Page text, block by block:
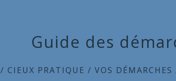
Guide des
/CIEUX PRATIQUE /VOS DÉMARCHES